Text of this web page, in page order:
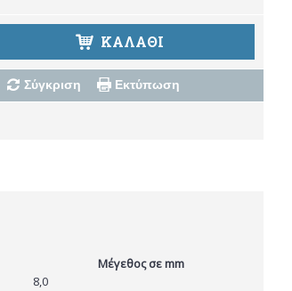
ΚΑΛΆΘΙ
Σύγκριση Εκτύπωση
Μέγεθος σε mm
8,0